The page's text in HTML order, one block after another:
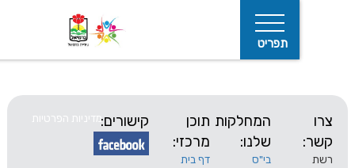
המחלקות
שלנו:
בי"ס
תוכן
מרכזי:
דף בית
קישורים: מדיניות הפרטיות